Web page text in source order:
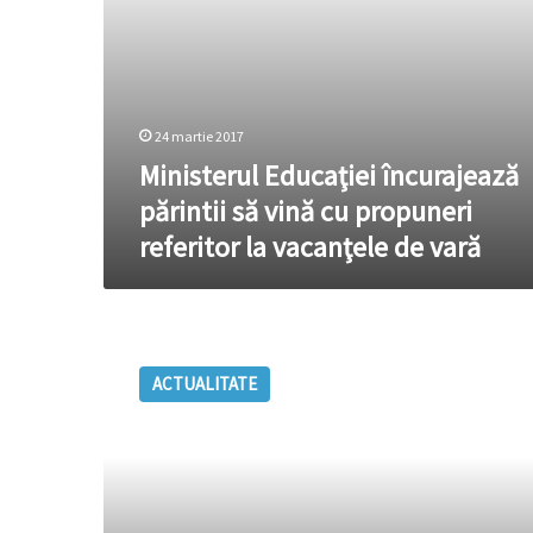
24 martie 2017
Ministerul Educaţiei încurajează
părintii să vină cu propuneri
referitor la vacanţele de vară
ACTUALITATE